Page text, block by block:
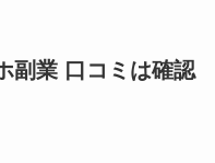
副業 口コミは確認